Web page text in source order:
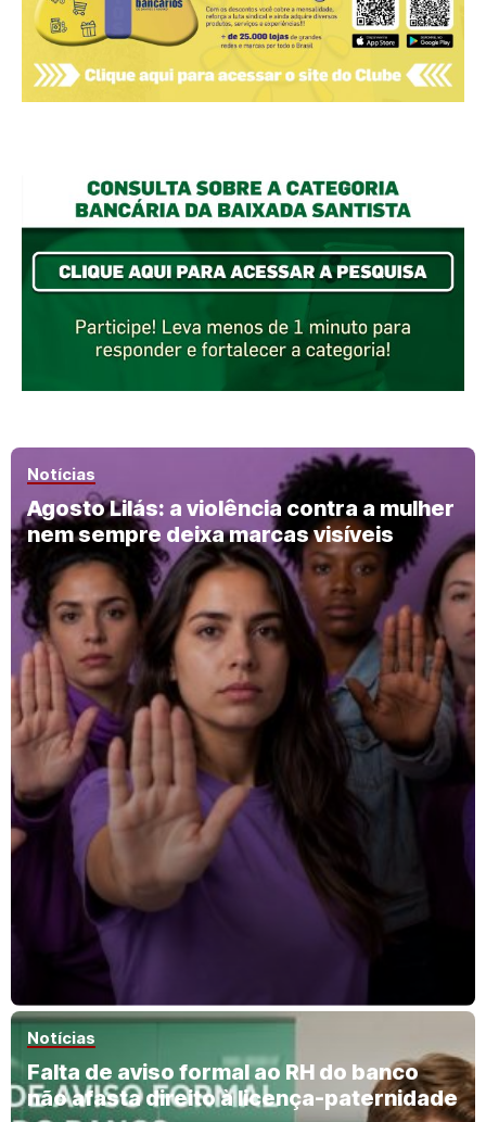
Notícias
Agosto Lilás: a violência contra a mulher
nem sempre deixa marcas visíveis
Notícias
Falta de aviso formal ao RH do banco
não afasta direito à licença-paternidade